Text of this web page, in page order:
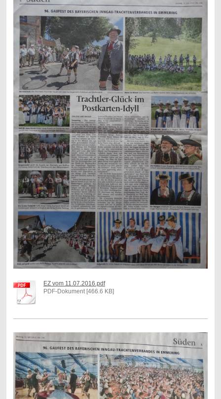
EZ vom 11.07.2016.pdf
PDF-Dokument [466.6 KB]